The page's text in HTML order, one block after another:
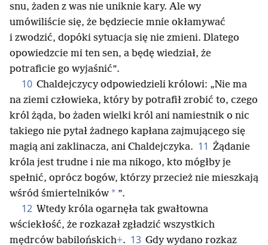
snu, żaden z was nie uniknie kary. Ale wy
umówiliście się, że będziecie mnie okłamywać
i zwodzić, dopóki sytuacja się nie zmieni. Dlatego
opowiedzcie mi ten sen, a będę wiedział, że
potraficie go wyjaśnić”.
10 Chaldejczycy odpowiedzieli królowi: „Nie ma
na ziemi człowieka, który by potrafił zrobić to, czego
król żąda, bo żaden wielki król ani namiestnik o nic
takiego nie pytał żadnego kapłana zajmującego się
magią ani zaklinacza, ani Chaldejczyka. 11 Żądanie
króla jest trudne i nie ma nikogo, kto mógłby je
spełnić, oprócz bogów, którzy przecież nie mieszkają
wśród śmiertelników * ”.
12 Wtedy króla ogarnęła tak gwałtowna
wściekłość, że rozkazał zgładzić wszystkich
mędrców babilońskich+. 13 Gdy wydano rozkaz